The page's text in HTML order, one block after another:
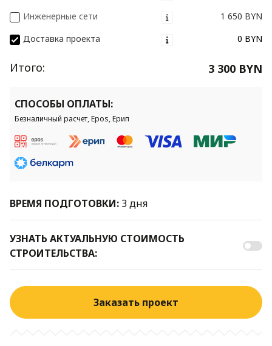
Инженерные сети
1 650 BYN
Доставка проекта
0 BYN
Итого: 3 300 BYN
СПОСОБЫ ОПЛАТЫ:
Безналичный расчет, Epos, Ерип
ВРЕМЯ ПОДГОТОВКИ: 3 дня
УЗНАТЬ АКТУАЛЬНУЮ СТОИМОСТЬ
СТРОИТЕЛЬСТВА:
Заказать проект